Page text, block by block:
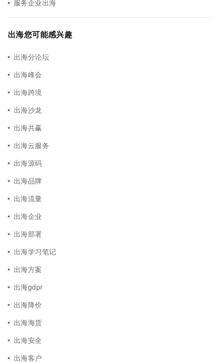
服务企业出海
出海您可能感兴趣
出海分论坛
出海峰会
出海跨境
出海沙龙
出海共赢
出海云服务
出海源码
出海品牌
出海流量
出海企业
出海部署
出海学习笔记
出海方案
出海gdpr
出海降价
出海海货
出海安全
出海客户